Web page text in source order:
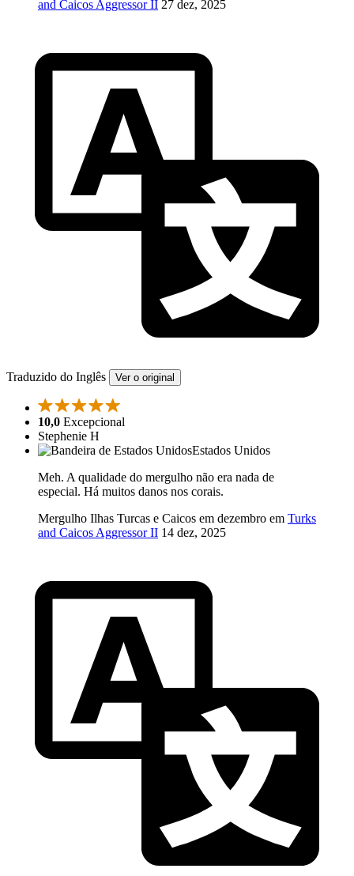
and Caicos Aggressor II 27 dez, 2025
Traduzido do Inglês Ver o original
10,0 Excepcional
Stephenie H
Estados Unidos
Meh. A qualidade do mergulho não era nada de
especial. Há muitos danos nos corais.
Mergulho Ilhas Turcas e Caicos em dezembro em Turks
and Caicos Aggressor II 14 dez, 2025